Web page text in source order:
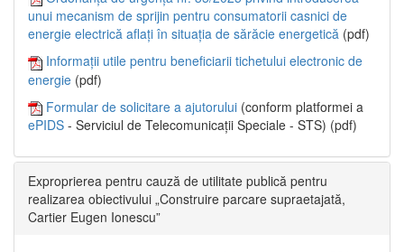
unui mecanism de sprijin pentru consumatorii casnici de
energie electrică aflați în situația de sărăcie energetică (pdf)
Informații utile pentru beneficiarii tichetului electronic de
energie (pdf)
Formular de solicitare a ajutorului (conform platformei a
ePIDS - Serviciul de Telecomunicații Speciale - STS) (pdf)
Exproprierea pentru cauză de utilitate publică pentru
realizarea obiectivului „Construire parcare supraetajată,
Cartier Eugen Ionescu”